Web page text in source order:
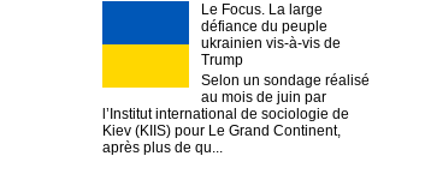
Le Focus. La large
défiance du peuple
ukrainien vis-à-vis de
Trump
Selon un sondage réalisé
au mois de juin par
l’Institut international de sociologie de
Kiev (KIIS) pour Le Grand Continent,
après plus de qu...